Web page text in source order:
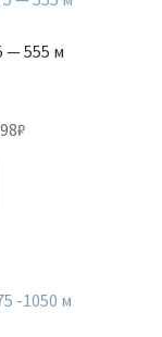
— 555 м